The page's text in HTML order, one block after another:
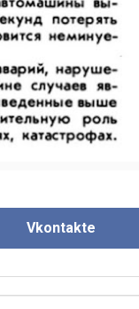
Vkontakte